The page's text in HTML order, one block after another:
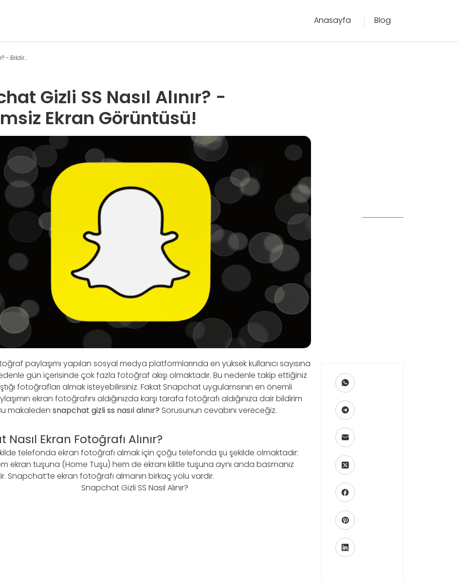
Anasayfa Blog
- Bildir...
Gizli SS Nasıl Alınır? -
Ekran Görüntüsü!
paylaşımı yapılan sosyal medya platformlarında en yüksek kullanıcı sayısına
gün içerisinde çok fazla fotoğraf akışı olmaktadır. Bu nedenle takip ettiğiniz
fotoğrafları almak isteyebilirsiniz. Fakat Snapchat uygulamsının en önemli
ekran fotoğrafını aldığınızda karşı tarafa fotoğrafı aldığınıza dair bildirim
makaleden snapchat gizli ss nasıl alınır? Sorusunun cevabını vereceğiz.
Ekran Fotoğrafı Alınır?
telefonda ekran fotoğrafı almak için çoğu telefonda şu şekilde olmaktadır:
ekran tuşuna (Home Tuşu) hem de ekranı kilitle tuşuna aynı anda basmanız
Snapchat’te ekran fotoğrafı almanın birkaç yolu vardır.